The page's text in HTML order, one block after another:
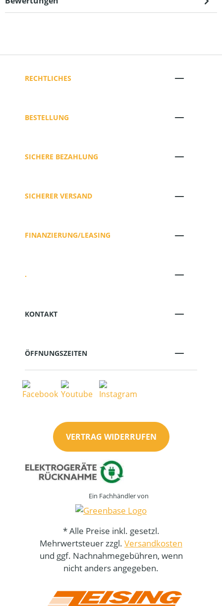
RECHTLICHES
BESTELLUNG
SICHERE BEZAHLUNG
SICHERER VERSAND
FINANZIERUNG/LEASING
.
KONTAKT
ÖFFNUNGSZEITEN
VERTRAG WIDERRUFEN
Ein Fachhändler von
* Alle Preise inkl. gesetzl.
Mehrwertsteuer zzgl. Versandkosten
und ggf. Nachnahmegebühren, wenn
nicht anders angegeben.